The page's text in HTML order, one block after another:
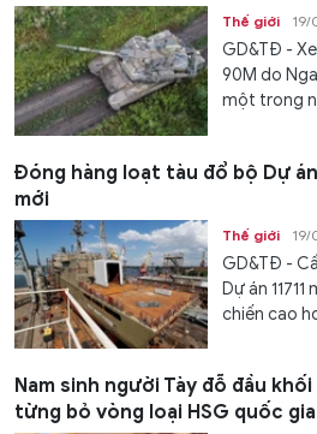
Thế giới
GD&TĐ -
90M do
một trong
Đóng hàng loạt tàu đổ bộ Dự án
mới
Thế giới
GD&TĐ -
Dự án
chiến cao
Nam sinh người Tày đỗ đầu
từng bỏ vòng loại HSG quốc gia